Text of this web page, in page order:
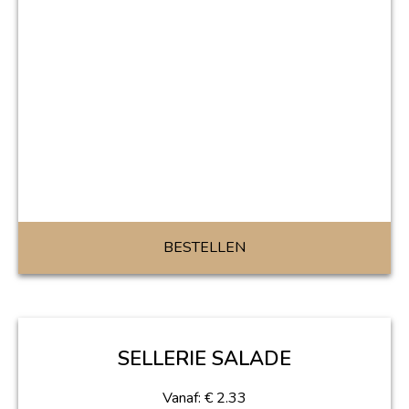
BESTELLEN
SELLERIE SALADE
Vanaf: € 2.33